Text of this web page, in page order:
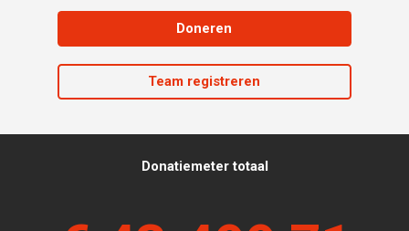
Doneren
Team registreren
Donatiemeter totaal